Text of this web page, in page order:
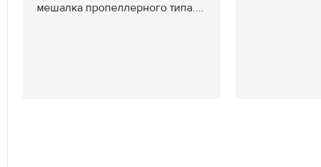
мешалка пропеллерного типа....